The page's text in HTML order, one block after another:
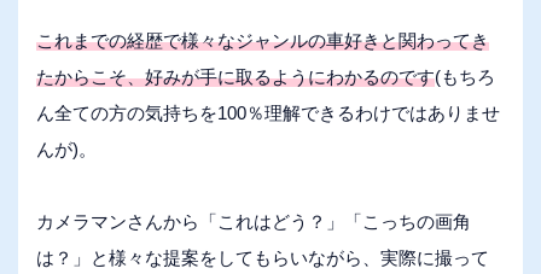
これまでの経歴で様々なジャンルの車好きと関わってき
たからこそ、好みが手に取るようにわかるのです(もちろ
ん全ての方の気持ちを100％理解できるわけではありませ
んが)。
カメラマンさんから「これはどう？」「こっちの画角
は？」と様々な提案をしてもらいながら、実際に撮って